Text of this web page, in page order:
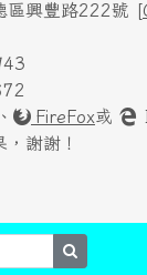
區興豐路222號 [
、 FireFox或
謝謝！